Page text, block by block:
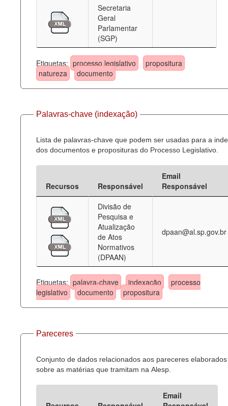
Secretaria
Geral
Parlamentar
(SGP)
Etiquetas: processo legislativo
propositura
natureza
documento
Palavras-chave (indexação)
Lista de palavras-chave que podem ser usadas para a
dos documentos e proposituras do Processo Legislativo.
Recursos Responsável
Email
Responsável
Divisão de
Pesquisa e
Atualização
de Atos
Normativos
(DPAAN)
dpaan@al.sp.gov.br
Etiquetas: palavra-chave indexação
processo
legislativo
documento propositura
Pareceres
Conjunto de dados relacionados aos pareceres elaborados
sobre as matérias que tramitam na Alesp.
Email